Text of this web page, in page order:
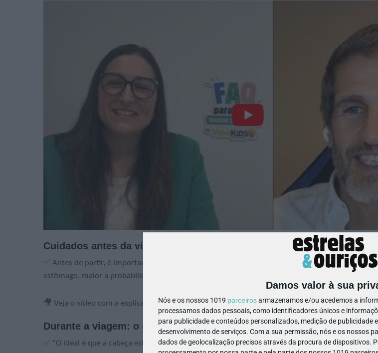
Damos valor à sua
Nós e os nossos 1019 parceirosarmazenamos e/ou acedemos a
processamos dados pessoais, como identificadores únicos e
para publicidade e conteúdos personalizados, medição de publicidade
desenvolvimento de serviços. Com a sua permissão, nós e os nossos
dados de geolocalização precisos através da procura de dispositivos.
Cuidados antes da viagem: o que comer?
✅ Antes de partir, é importante: "Evitar volumes grandes no estômago, porque quanto mais
estômago, maior a probabilidade de aquele enjoo se transformar num vómito".
🎥 Veja o vídeo com a explicação completa (nos momentos 00:01:41 – 00:02:20).
Durante a viagem: o que ajuda?
✅ “O ideal é que a cabeça esteja alinhada com o movimento.”